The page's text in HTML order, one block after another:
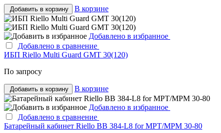
Добавить в корзину В корзине
Добавлено в избранное
Добавлено в сравнение
ИБП Riello Multi Guard GMT 30(120)
По запросу
Добавить в корзину В корзине
Добавлено в избранное
Добавлено в сравнение
Батарейный кабинет Riello BB 384-L8 for MPT/MPM 30-80